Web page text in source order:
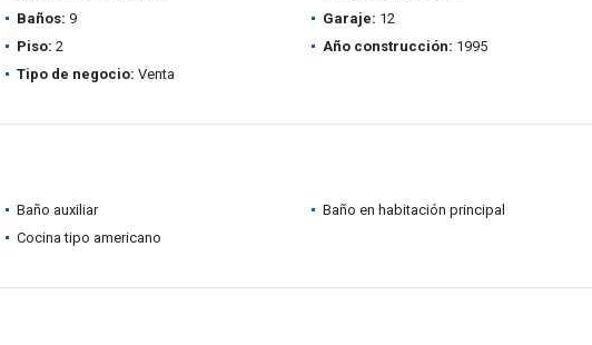
Baños: 9 Garaje: 12
Piso: 2 Año construcción: 1995
Tipo de negocio: Venta
Baño auxiliar
Baño en habitación principal
Cocina tipo americano